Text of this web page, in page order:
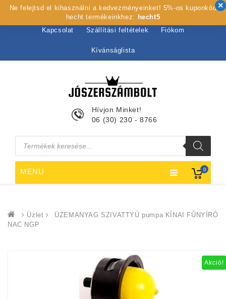
Kezdőlap Rólunk Webshop Szolgáltatások
Kapcsolat Szállítási feltételek Fiókom
Kívánságlista
0
Hívjon Minket!
06 (30) 230 - 8766
Products
search
MENU
Üzlet
ÜZEMANYAG SZIVATTYÚ pumpa KÍNAI FŰNYÍRÓ
NAC NGP
Akció!
Ne felejtsd el kihasználni a kedvezményeinket! 5%-os kuponkód
hecht termékeinkhez: hecht5